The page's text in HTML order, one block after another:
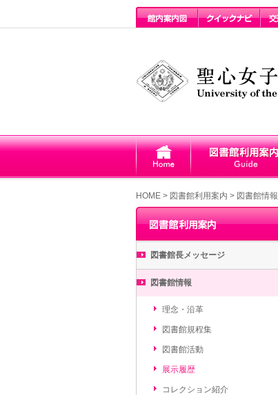
HOME > 図書館利用案内 > 図書館情報
図書館長メッセージ
図書館情報
理念・沿革
図書館規程集
図書館活動
展示履歴
コレクション紹介